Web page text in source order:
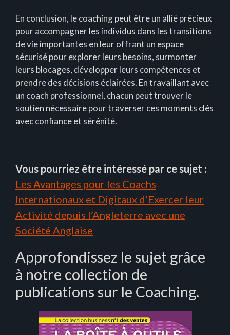
En conclusion, le coaching peut être un allié précieux
pour accompagner les individus dans les transitions
de vie importantes en leur offrant un espace
sécurisé pour explorer leurs besoins, surmonter
leurs blocages, développer leurs compétences et
prendre des décisions éclairées. En travaillant avec
un coach professionnel, chacun peut trouver le
soutien nécessaire pour traverser ces moments clés
avec confiance et sérénité.
Vous pourriez être intéressé par ce sujet :
Les Avantages pour les Coachs
Internationaux et Digitaux d’Exercer leur
Activité depuis l’Angleterre avec une
Société Anglaise
Approfondissez le sujet grâce
à notre collection de
publications sur le Coaching.